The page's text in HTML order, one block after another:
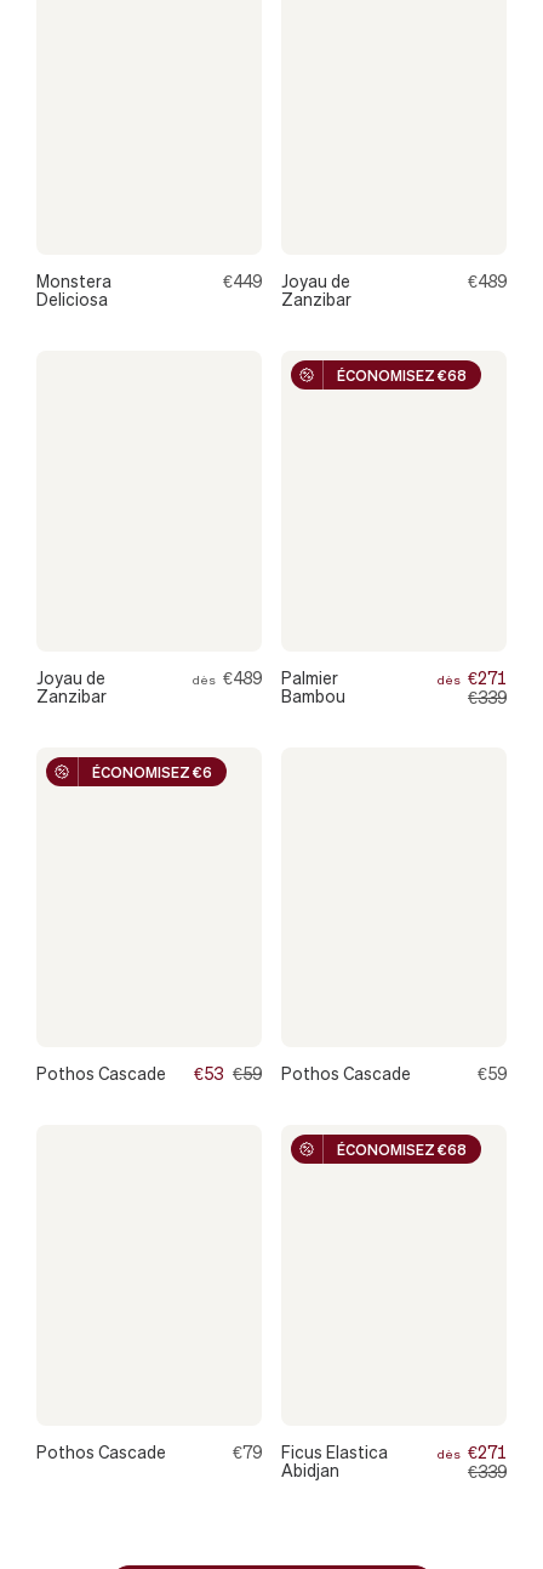
Monstera
Deliciosa
€449
Joyau de
Zanzibar
€489
Joyau de
Zanzibar
dès €489
ÉCONOMISEZ €68
Palmier
Bambou
dès €271
€339
ÉCONOMISEZ €6
Pothos Cascade €53 €59 Pothos Cascade €59
Pothos Cascade €79
ÉCONOMISEZ €68
Ficus Elastica
Abidjan
dès €271
€339